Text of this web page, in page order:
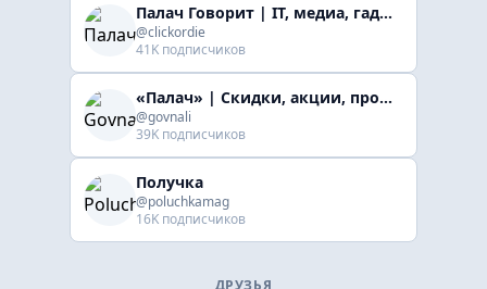
Палач Говорит | IT, медиа, гaджеты, скидки
@clickordie
41K подписчиков
«Палач» | Скидки, акции, промокоды
@govnali
39K подписчиков
Получка
@poluchkamag
16K подписчиков
ДРУЗЬЯ